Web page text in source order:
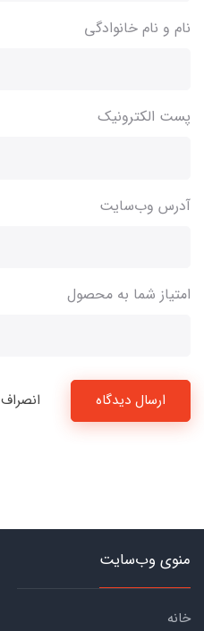
نام و نام خانوادگی
پست الکترونیک
آدرس وب‌سایت
امتیاز شما به محصول
ارسال دیدگاه انصراف
منوی وب‌سایت
خانه